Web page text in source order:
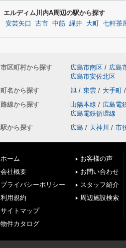
エルディム川内A周辺の駅から探す
安芸矢口 古市 中筋 緑井 大町 七軒茶
市区町村から探す 広島市南区 / 広島
広島市安佐北区
町名から探す
旭 / 東雲 / 大手町 /
路線から探す
山陽本線 / 広島電
広島電鉄循環線
駅から探す
広島 / 天神川 / 市
ホーム
会社概要
プライバシーポリシー
利用規約
サイトマップ
物件カタログ
お客様の声
お問い合わせ
スタッフ紹介
周辺施設検索